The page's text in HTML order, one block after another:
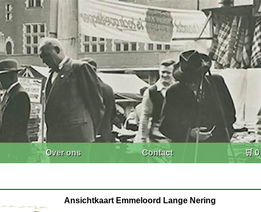
Over ons Contact 🛒 0
Ansichtkaart Emmeloord Lange Nering